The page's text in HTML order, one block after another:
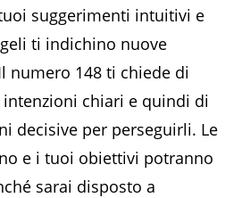
suggerimenti intuitivi e
ti indichino nuove
numero 148 ti chiede di
chiari e quindi di
decisive per perseguirli. Le
e i tuoi obiettivi potranno
sarai disposto a